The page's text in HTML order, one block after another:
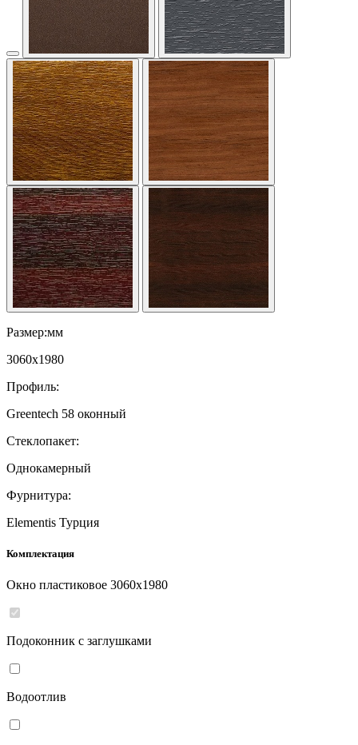
Размер:мм
3060x1980
Профиль:
Greentech 58 оконный
Стеклопакет:
Однокамерный
Фурнитура:
Elementis Турция
Комплектация
Окно пластиковое 3060x1980
Подоконник с заглушками
Водоотлив